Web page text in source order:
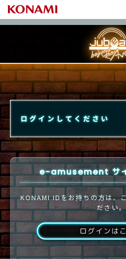
ログインしてください
e-amusement サ
KONAMI IDをお持ちの方は、
ださい。
ログインは